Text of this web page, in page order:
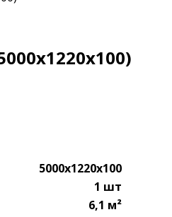
5000x1220x100
1 шт
6,1 м²